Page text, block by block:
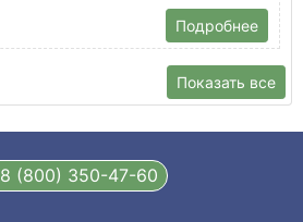
Подробнее
Показать все
8 (800) 350-47-60